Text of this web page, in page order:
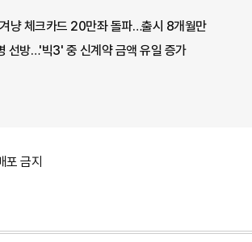
냥 체크카드 20만좌 돌파…출시 8개월만
선방…'빅3' 중 신계약 금액 유일 증가
포 금지